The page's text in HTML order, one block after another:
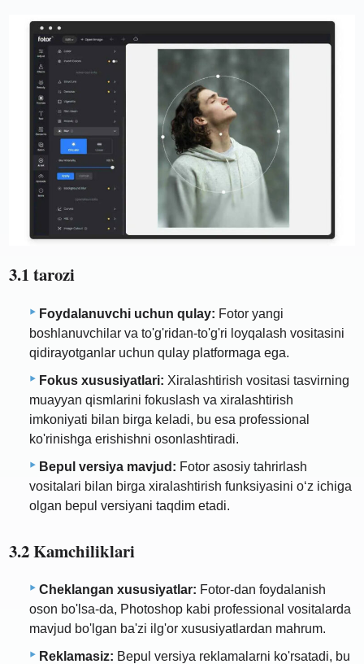
3.1 tarozi
Foydalanuvchi uchun qulay: Fotor yangi
boshlanuvchilar va to'g'ridan-to'g'ri loyqalash vositasini
qidirayotganlar uchun qulay platformaga ega.
Fokus xususiyatlari: Xiralashtirish vositasi tasvirning
muayyan qismlarini fokuslash va xiralashtirish
imkoniyati bilan birga keladi, bu esa professional
ko'rinishga erishishni osonlashtiradi.
Bepul versiya mavjud: Fotor asosiy tahrirlash
vositalari bilan birga xiralashtirish funksiyasini o‘z ichiga
olgan bepul versiyani taqdim etadi.
3.2 Kamchiliklari
Cheklangan xususiyatlar: Fotor-dan foydalanish
oson bo'lsa-da, Photoshop kabi professional vositalarda
mavjud bo'lgan ba'zi ilg'or xususiyatlardan mahrum.
Reklamasiz: Bepul versiya reklamalarni ko'rsatadi, bu